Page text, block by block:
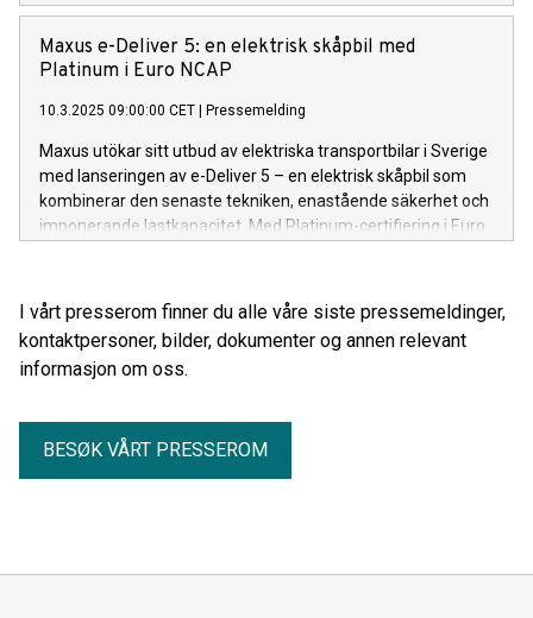
norske forhandlere og kan leveres omgående.
Maxus e-Deliver 5: en elektrisk skåpbil med
Platinum i Euro NCAP
10.3.2025 09:00:00 CET | Pressemelding
Maxus utökar sitt utbud av elektriska transportbilar i Sverige
med lanseringen av e-Deliver 5 – en elektrisk skåpbil som
kombinerar den senaste tekniken, enastående säkerhet och
imponerande lastkapacitet. Med Platinum-certifiering i Euro
konkurrenskraftigt introduktionspris på 399.900 kr. exkl
moms och de första bilarna beräknas komma till Sverige i
April.
I vårt presserom finner du alle våre siste pressemeldinger,
kontaktpersoner, bilder, dokumenter og annen relevant
informasjon om oss.
BESØK VÅRT PRESSEROM